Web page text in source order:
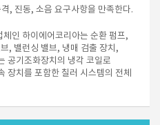
, 진동, 소음 요구사항을 만족한다.
인 하이에어코리아는 순환 펌프,
, 밸런싱 밸브, 냉매 검출 장치,
공기조화장치의 냉각 코일로
장치를 포함한 칠러 시스템의 전체